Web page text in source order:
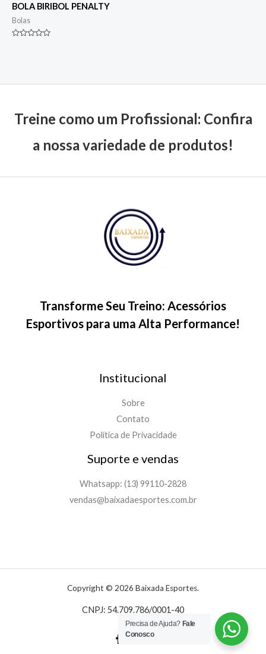
BOLA BIRIBOL PENALTY
Bolas
Treine como um Profissional: Confira
a nossa variedade de produtos!
Transforme Seu Treino: Acessórios
Esportivos para uma Alta Performance!
Institucional
Sobre
Contato
Política de Privacidade
Suporte e vendas
Whatsapp: (13) 99110-2828
vendas@baixadaesportes.com.br
Copyright © 2026 Baixada Esportes.
CNPJ: 54.709.786/0001-40
Precisa de Ajuda? Fale
Conosco